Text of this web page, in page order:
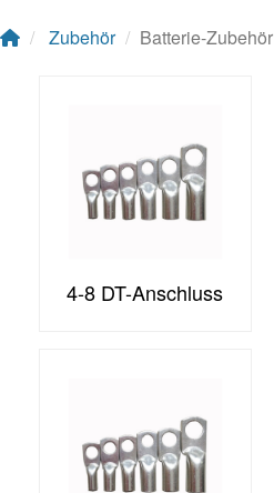
Zubehör Batterie-Zubehör
4-8 DT-Anschluss